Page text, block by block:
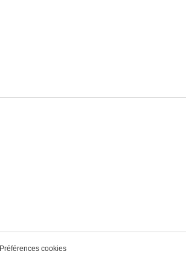
Préférences cookies